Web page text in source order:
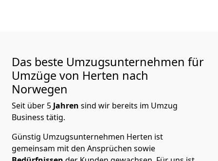
Das beste Umzugsunternehmen für
Umzüge von Herten nach
Norwegen
Seit über 5 Jahren sind wir bereits im Umzug
Business tätig.
Günstig Umzugsunternehmen Herten ist
gemeinsam mit den Ansprüchen sowie